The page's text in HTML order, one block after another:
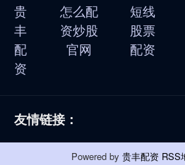
贵
丰
配
资
怎么配
资炒股
官网
短线
股票
配资
友情链接：
Powered by 贵丰配资 RSS